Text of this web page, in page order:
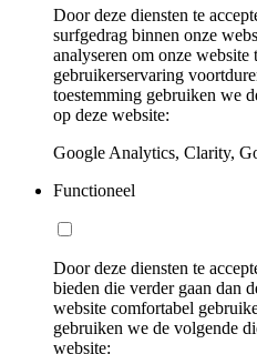
Door deze diensten te
surfgedrag binnen onze
analyseren om onze website
gebruikerservaring
toestemming gebruiken we
op deze website:
Google Analytics, Clarity,
Functioneel
Door deze diensten te
bieden die verder gaan dan
website comfortabel
gebruiken we de volgende
website: